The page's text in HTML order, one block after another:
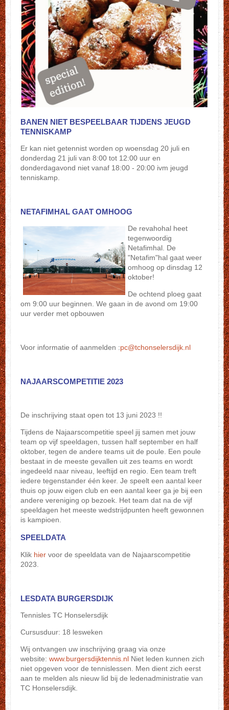
BANEN NIET BESPEELBAAR TIJDENS JEUGD
TENNISKAMP
Er kan niet getennist worden op woensdag 20 juli en
donderdag 21 juli van 8:00 tot 12:00 uur en
donderdagavond niet vanaf 18:00 - 20:00 ivm jeugd
tenniskamp.
NETAFIMHAL GAAT OMHOOG
De revahohal heet
tegenwoordig
Netafimhal. De
"Netafim"hal gaat weer
omhoog op dinsdag 12
oktober!
De ochtend ploeg gaat
om 9:00 uur beginnen. We gaan in de avond om 19:00
uur verder met opbouwen
Voor informatie of aanmelden :pc@tchonselersdijk.nl
NAJAARSCOMPETITIE 2023
De inschrijving staat open tot 13 juni 2023 !!
Tijdens de Najaarscompetitie speel jij samen met jouw
team op vijf speeldagen, tussen half september en half
oktober, tegen de andere teams uit de poule. Een poule
bestaat in de meeste gevallen uit zes teams en wordt
ingedeeld naar niveau, leeftijd en regio. Een team treft
iedere tegenstander één keer. Je speelt een aantal keer
thuis op jouw eigen club en een aantal keer ga je bij een
andere vereniging op bezoek. Het team dat na de vijf
speeldagen het meeste wedstrijdpunten heeft gewonnen
is kampioen.
SPEELDATA
Klik hiervoor de speeldata van de Najaarscompetitie
2023.
LESDATA BURGERSDIJK
Tennisles TC Honselersdijk
Cursusduur: 18 lesweken
Wij ontvangen uw inschrijving graag via onze
website: www.burgersdijktennis.nlNiet leden kunnen zich
niet opgeven voor de tennislessen. Men dient zich eerst
aan te melden als nieuw lid bij de ledenadministratie van
TC Honselersdijk.